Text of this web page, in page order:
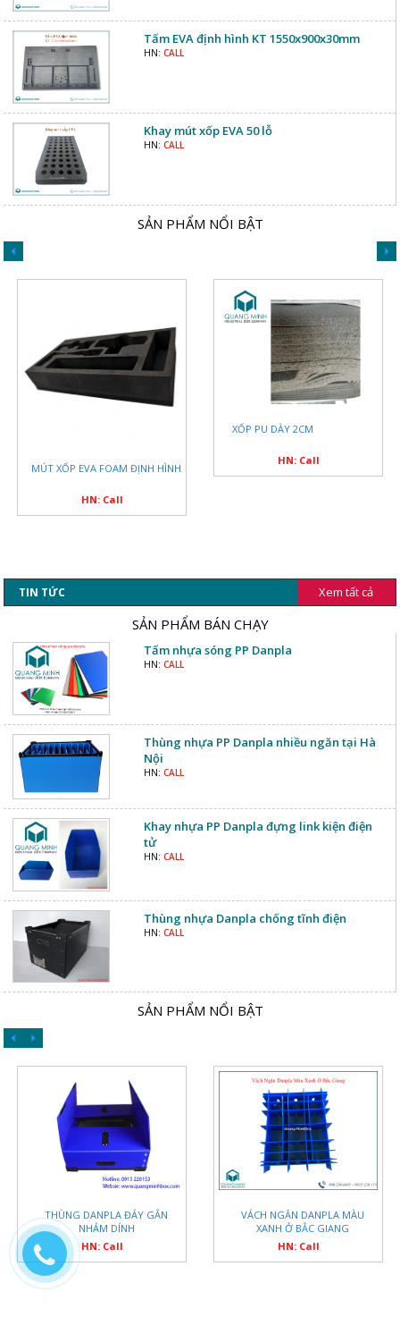
Tấm EVA định hình KT 1550x900x30mm
HN: CALL
Khay mút xốp EVA 50 lỗ
HN: CALL
SẢN PHẨM NỔI BẬT
MÚT XỐP EVA FOAM ĐỊNH HÌNH
HN: Call
XỐP PU DÀY 2CM
HN: Call
TIN TỨC Xem tất cả
SẢN PHẨM BÁN CHẠY
Tấm nhựa sóng PP Danpla
HN: CALL
Thùng nhựa PP Danpla nhiều ngăn tại Hà
Nội
HN: CALL
Khay nhựa PP Danpla đựng link kiện điện
tử
HN: CALL
Thùng nhựa Danpla chống tĩnh điện
HN: CALL
SẢN PHẨM NỔI BẬT
THÙNG DANPLA ĐÁY GẮN
NHÁM DÍNH
HN: Call
VÁCH NGĂN DANPLA MÀU
XANH Ở BẮC GIANG
HN: Call